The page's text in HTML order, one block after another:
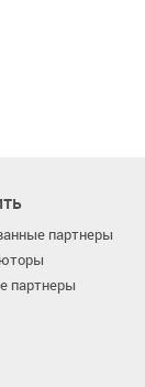
партнеры
партнеры